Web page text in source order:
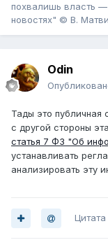
похвалишь власть
новостях" © В.
Odin
Тады это публичная
с другой стороны
статья 7 ФЗ "Об
устанавливать
анализировать эту
Цитата